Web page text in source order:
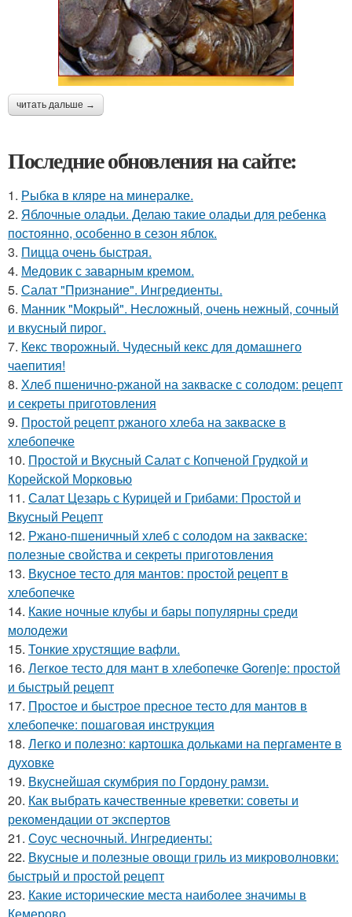
читать дальше →
Последние обновления на сайте:
1. Рыбка в кляре на минералке.
2. Яблочные оладьи. Делаю такие оладьи для ребенка
постоянно, особенно в сезон яблок.
3. Пицца очень быстрая.
4. Медовик с заварным кремом.
5. Салат "Признание". Ингредиенты.
6. Манник "Мокрый". Несложный, очень нежный, сочный
и вкусный пирог.
7. Кекс творожный. Чудесный кекс для домашнего
чаепития!
8. Хлеб пшенично-ржаной на закваске с солодом: рецепт
и секреты приготовления
9. Простой рецепт ржаного хлеба на закваске в
хлебопечке
10. Простой и Вкусный Салат с Копченой Грудкой и
Корейской Морковью
11. Салат Цезарь с Курицей и Грибами: Простой и
Вкусный Рецепт
12. Ржано-пшеничный хлеб с солодом на закваске:
полезные свойства и секреты приготовления
13. Вкусное тесто для мантов: простой рецепт в
хлебопечке
14. Какие ночные клубы и бары популярны среди
молодежи
15. Тонкие хрустящие вафли.
16. Легкое тесто для мант в хлебопечке Gorenje: простой
и быстрый рецепт
17. Простое и быстрое пресное тесто для мантов в
хлебопечке: пошаговая инструкция
18. Легко и полезно: картошка дольками на пергаменте в
духовке
19. Вкуснейшая скумбрия по Гордону рамзи.
20. Как выбрать качественные креветки: советы и
рекомендации от экспертов
21. Соус чесночный. Ингредиенты:
22. Вкусные и полезные овощи гриль из микроволновки:
быстрый и простой рецепт
23. Какие исторические места наиболее значимы в